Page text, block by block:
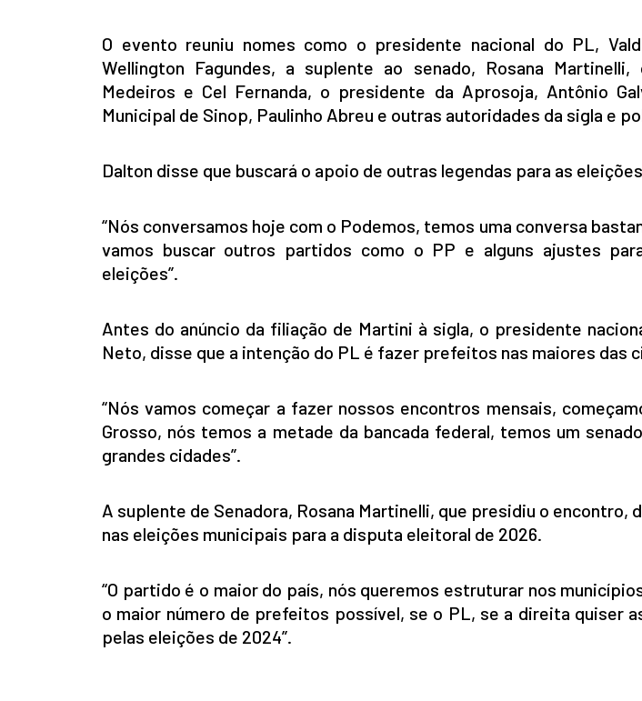
O evento reuniu nomes como o presidente nacional do PL,
Wellington Fagundes, a suplente ao senado, Rosana
Medeiros e Cel Fernanda, o presidente da Aprosoja, Antônio
Municipal de Sinop, Paulinho Abreu e outras autoridades da sigla e
Dalton disse que buscará o apoio de outras legendas para as
“Nós conversamos hoje com o Podemos, temos uma conversa
vamos buscar outros partidos como o PP e alguns ajustes
eleições”.
Antes do anúncio da filiação de Martini à sigla, o presidente
Neto, disse que a intenção do PL é fazer prefeitos nas maiores das
“Nós vamos começar a fazer nossos encontros mensais,
Grosso, nós temos a metade da bancada federal, temos um
grandes cidades”.
A suplente de Senadora, Rosana Martinelli, que presidiu o encontro,
nas eleições municipais para a disputa eleitoral de 2026.
“O partido é o maior do país, nós queremos estruturar nos
o maior número de prefeitos possível, se o PL, se a direita quiser
pelas eleições de 2024”.